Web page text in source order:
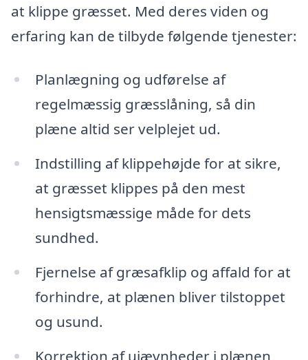
at klippe græsset. Med deres viden og
erfaring kan de tilbyde følgende tjenester:
Planlægning og udførelse af
regelmæssig græsslåning, så din
plæne altid ser velplejet ud.
Indstilling af klippehøjde for at sikre,
at græsset klippes på den mest
hensigtsmæssige måde for dets
sundhed.
Fjernelse af græsafklip og affald for at
forhindre, at plænen bliver tilstoppet
og usund.
Korrektion af ujævnheder i plænen